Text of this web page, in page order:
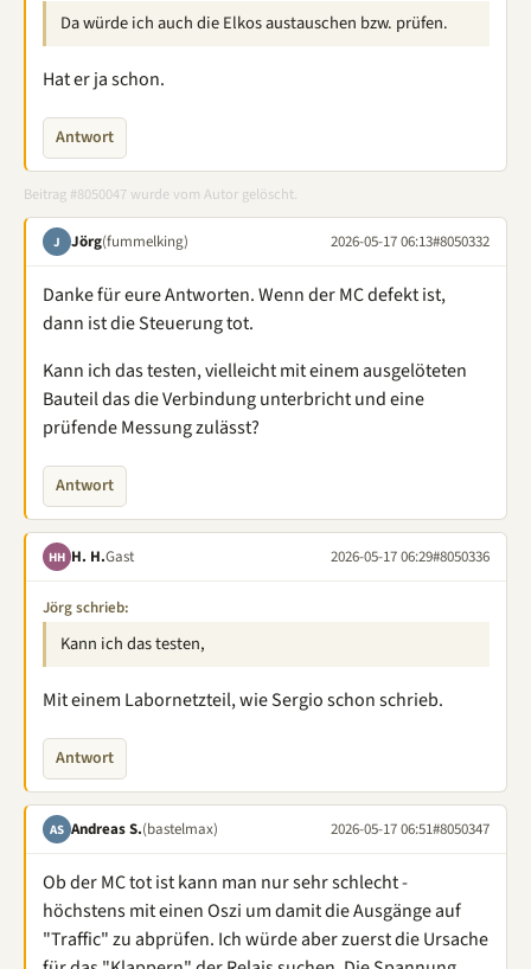
Da würde ich auch die Elkos austauschen bzw. prüfen.
Hat er ja schon.
Antwort
Beitrag #8050047 wurde vom Autor gelöscht.
J Jörg(fummelking) 2026-05-17 06:13#8050332
Danke für eure Antworten. Wenn der MC defekt ist,
dann ist die Steuerung tot.
Kann ich das testen, vielleicht mit einem ausgelöteten
Bauteil das die Verbindung unterbricht und eine
prüfende Messung zulässt?
Antwort
HH H. H.Gast 2026-05-17 06:29#8050336
Jörg schrieb:
Kann ich das testen,
Mit einem Labornetzteil, wie Sergio schon schrieb.
Antwort
AS Andreas S.(bastelmax) 2026-05-17 06:51#8050347
Ob der MC tot ist kann man nur sehr schlecht -
höchstens mit einen Oszi um damit die Ausgänge auf
"Traffic" zu abprüfen. Ich würde aber zuerst die Ursache